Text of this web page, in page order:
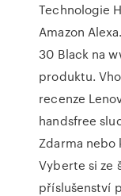
Technologie
Amazon
30 Black na
produktu.
recenze
handsfree
Zdarma nebo
Vyberte si ze
příslušenství